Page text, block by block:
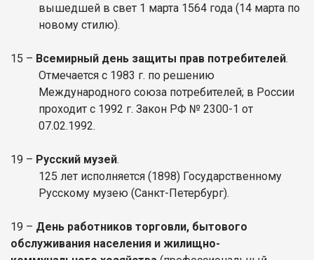
вышедшей в свет 1 марта 1564 года (14 марта по
новому стилю).
15 – Всемирный день защиты прав потребителей.
Отмечается с 1983 г. по решению
Международного союза потребителей; в России
проходит с 1992 г. Закон РФ № 2300-1 от
07.02.1992.
19 – Русский музей.
125 лет исполняется (1898) Государственному
Русскому музею (Санкт-Петербург).
19 – День работников торговли, бытового
обслуживания населения и жилищно-